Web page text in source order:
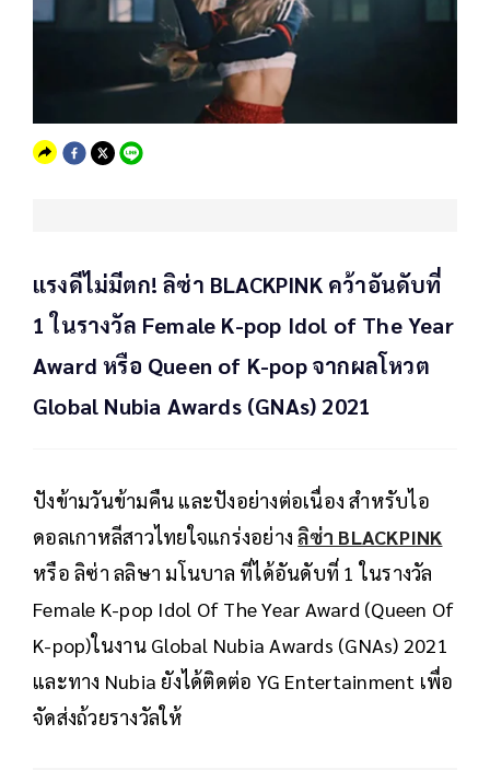
แรงดีไม่มีตก! ลิซ่า BLACKPINK คว้าอันดับที่
1 ในรางวัล Female K-pop Idol of The Year
Award หรือ Queen of K-pop จากผลโหวต
Global Nubia Awards (GNAs) 2021
ปังข้ามวันข้ามคืน และปังอย่างต่อเนื่อง สำหรับไอ
ดอลเกาหลีสาวไทยใจแกร่งอย่าง ลิซ่า BLACKPINK
หรือ ลิซ่า ลลิษา มโนบาล ที่ได้อันดับที่ 1 ในรางวัล
Female K-pop Idol Of The Year Award (Queen Of
K-pop)ในงาน Global Nubia Awards (GNAs) 2021
และทาง Nubia ยังได้ติดต่อ YG Entertainment เพื่อ
จัดส่งถ้วยรางวัลให้